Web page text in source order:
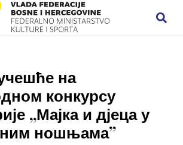
на
конкурсу
„Мајка и дјеца у
ношњама”